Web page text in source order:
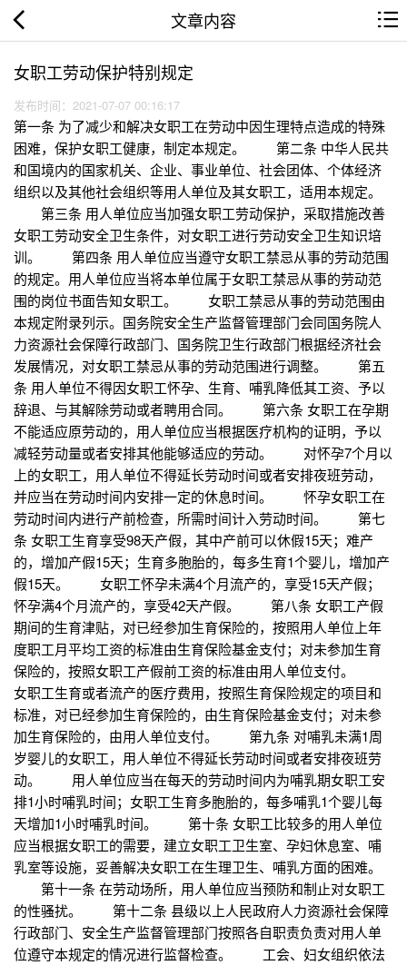
文章内容
女职工劳动保护特别规定
发布时间：2021-07-07 00:16:17
第一条 为了减少和解决女职工在劳动中因生理特点造成的特殊
困难，保护女职工健康，制定本规定。 第二条 中华人民共
和国境内的国家机关、企业、事业单位、社会团体、个体经济
组织以及其他社会组织等用人单位及其女职工，适用本规定。
第三条 用人单位应当加强女职工劳动保护，采取措施改善
女职工劳动安全卫生条件，对女职工进行劳动安全卫生知识培
训。 第四条 用人单位应当遵守女职工禁忌从事的劳动范围
的规定。用人单位应当将本单位属于女职工禁忌从事的劳动范
围的岗位书面告知女职工。 女职工禁忌从事的劳动范围由
本规定附录列示。国务院安全生产监督管理部门会同国务院人
力资源社会保障行政部门、国务院卫生行政部门根据经济社会
发展情况，对女职工禁忌从事的劳动范围进行调整。 第五
条 用人单位不得因女职工怀孕、生育、哺乳降低其工资、予以
辞退、与其解除劳动或者聘用合同。 第六条 女职工在孕期
不能适应原劳动的，用人单位应当根据医疗机构的证明，予以
减轻劳动量或者安排其他能够适应的劳动。 对怀孕7个月以
上的女职工，用人单位不得延长劳动时间或者安排夜班劳动，
并应当在劳动时间内安排一定的休息时间。 怀孕女职工在
劳动时间内进行产前检查，所需时间计入劳动时间。 第七
条 女职工生育享受98天产假，其中产前可以休假15天；难产
的，增加产假15天；生育多胞胎的，每多生育1个婴儿，增加产
假15天。 女职工怀孕未满4个月流产的，享受15天产假；
怀孕满4个月流产的，享受42天产假。 第八条 女职工产假
期间的生育津贴，对已经参加生育保险的，按照用人单位上年
度职工月平均工资的标准由生育保险基金支付；对未参加生育
保险的，按照女职工产假前工资的标准由用人单位支付。
女职工生育或者流产的医疗费用，按照生育保险规定的项目和
标准，对已经参加生育保险的，由生育保险基金支付；对未参
加生育保险的，由用人单位支付。 第九条 对哺乳未满1周
岁婴儿的女职工，用人单位不得延长劳动时间或者安排夜班劳
动。 用人单位应当在每天的劳动时间内为哺乳期女职工安
排1小时哺乳时间；女职工生育多胞胎的，每多哺乳1个婴儿每
天增加1小时哺乳时间。 第十条 女职工比较多的用人单位
应当根据女职工的需要，建立女职工卫生室、孕妇休息室、哺
乳室等设施，妥善解决女职工在生理卫生、哺乳方面的困难。
第十一条 在劳动场所，用人单位应当预防和制止对女职工
的性骚扰。 第十二条 县级以上人民政府人力资源社会保障
行政部门、安全生产监督管理部门按照各自职责负责对用人单
位遵守本规定的情况进行监督检查。 工会、妇女组织依法